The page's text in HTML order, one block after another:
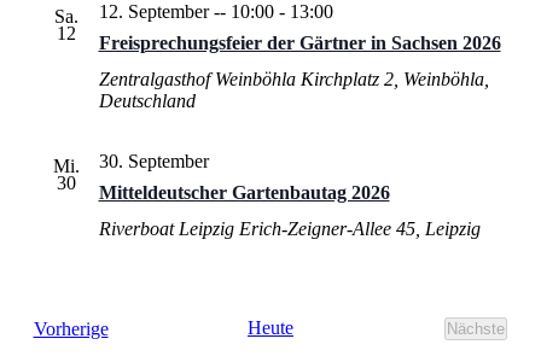
Sa.
12
Freisprechungsfeier der Gärtner in Sachsen 2026
12. September -- 10:00- 13:00
Zentralgasthof Weinböhla Kirchplatz 2, Weinböhla,
Deutschland
Mi.
30
Mitteldeutscher Gartenbautag 2026
30. September
Riverboat Leipzig Erich-Zeigner-Allee 45, Leipzig
VorherigeVeranstaltungen Heute
Nächste